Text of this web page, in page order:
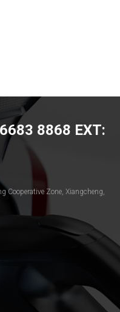
8868 EXT:
Cooperative Zone, Xiangcheng,